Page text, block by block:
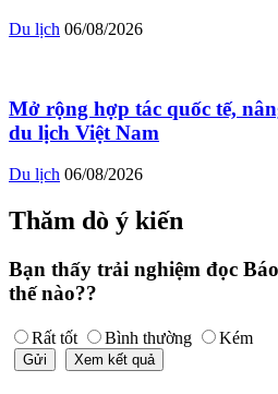
Du lịch 06/08/2026
Mở rộng hợp tác quốc tế,
du lịch Việt Nam
Du lịch 06/08/2026
Thăm dò ý kiến
Bạn thấy trải nghiệm đọc
thế nào??
Rất tốt Bình thường Kém
Gửi Xem kết quả